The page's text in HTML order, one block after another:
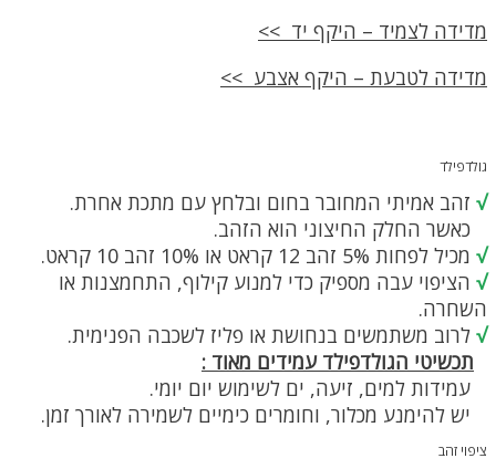
בעמוד
המוצר
מדידה לצמיד – היקף יד >>
מדידה לטבעת – היקף אצבע >>
גולדפילד
√ זהב אמיתי המחובר בחום ובלחץ עם מתכת אחרת.
כאשר החלק החיצוני הוא הזהב.
√ מכיל לפחות 5% זהב 12 קראט או 10% זהב 10 קראט.
√ הציפוי עבה מספיק כדי למנוע קילוף, התחמצנות או
השחרה.
√ לרוב משתמשים בנחושת או פליז לשכבה הפנימית.
תכשיטי הגולדפילד עמידים מאוד :
עמידות למים, זיעה, ים לשימוש יום יומי.
יש להימנע מכלור, וחומרים כימיים לשמירה לאורך זמן.
ציפוי זהב